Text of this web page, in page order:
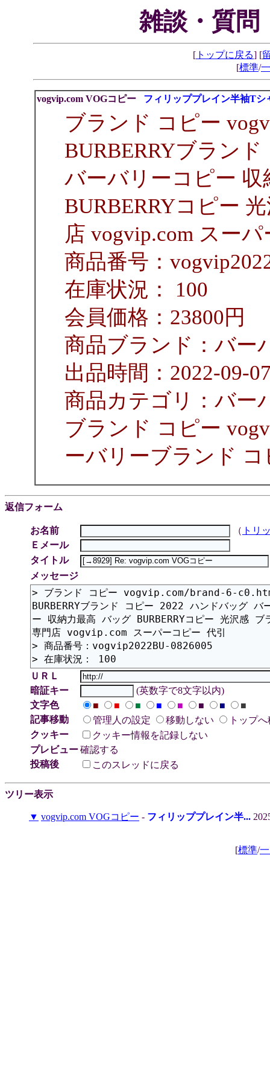
雑談・質問
[ トップに戻る] [
[標準/
vogvip.com VOGコピー フィリッププレイン半袖Tシ
ブランド コピー
BURBERRYブラン
バーバリーコピー
BURBERRYコピー
店 vogvip.com スー
商品番号：
在庫状況： 100
会員価格：23800円
商品ブランド：バー
出品時間：2022-09-
商品カテゴリ：バー
ブランド コピー
ーバリーブランド コ
返信フォーム
お名前 （ トリ
Ｅメール
タイトル
メッセージ
ＵＲＬ
暗証キー
(英数字で8文字以内)
文字色
■ ■ ■ ■ ■ ■ ■
■
記事移動
管理人の設定 移動しない
トップ
クッキー
クッキー情報を記録しない
プレビュー確認する
投稿後
このスレッドに戻る
ツリー表示
▼ vogvip.com VOGコピー - フィリッププレイン半...
[標準/